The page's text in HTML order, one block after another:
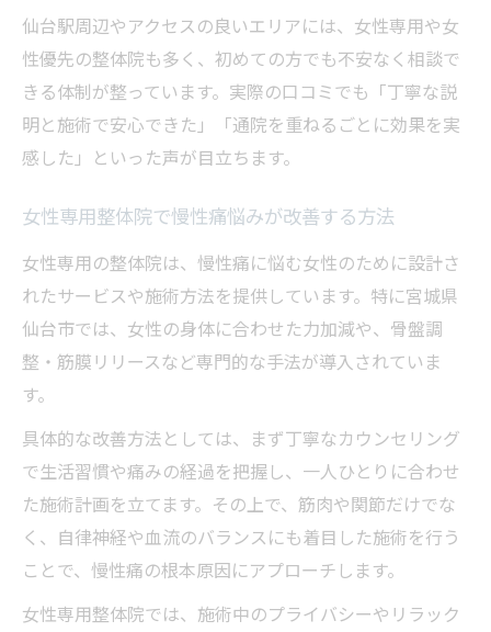
仙台駅周辺やアクセスの良いエリアには、女性専用や女
性優先の整体院も多く、初めての方でも不安なく相談で
きる体制が整っています。実際の口コミでも「丁寧な説
明と施術で安心できた」「通院を重ねるごとに効果を実
感した」といった声が目立ちます。
女性専用整体院で慢性痛悩みが改善する方法
女性専用の整体院は、慢性痛に悩む女性のために設計さ
れたサービスや施術方法を提供しています。特に宮城県
仙台市では、女性の身体に合わせた力加減や、骨盤調
整・筋膜リリースなど専門的な手法が導入されていま
す。
具体的な改善方法としては、まず丁寧なカウンセリング
で生活習慣や痛みの経過を把握し、一人ひとりに合わせ
た施術計画を立てます。その上で、筋肉や関節だけでな
く、自律神経や血流のバランスにも着目した施術を行う
ことで、慢性痛の根本原因にアプローチします。
女性専用整体院では、施術中のプライバシーやリラック